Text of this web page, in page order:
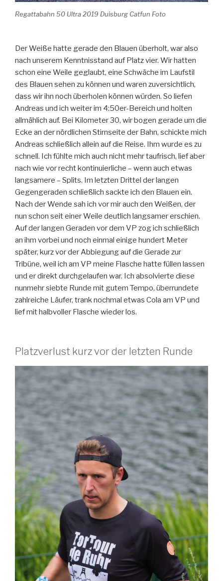
Regattabahn 50 Ultra 2019 Duisburg Catfun Foto
Der Weiße hatte gerade den Blauen überholt, war also
nach unserem Kenntnisstand auf Platz vier. Wir hatten
schon eine Weile geglaubt, eine Schwäche im Laufstil
des Blauen sehen zu können und waren zuversichtlich,
dass wir ihn noch überholen können würden. So liefen
Andreas und ich weiter im 4:50er-Bereich und holten
allmählich auf. Bei Kilometer 30, wir bogen gerade um die
Ecke an der nördlichen Stirnseite der Bahn, schickte mich
Andreas schließlich allein auf die Reise. Ihm wurde es zu
schnell. Ich fühlte mich auch nicht mehr taufrisch, lief aber
nach wie vor recht kontinuierliche – wenn auch etwas
langsamere – Splits. Im letzten Drittel der langen
Gegengeraden schließlich sackte ich den Blauen ein.
Nach der Wende sah ich vor mir auch den Weißen, der
nun schon seit einer Weile deutlich langsamer erschien.
Auf der langen Geraden vor dem VP zog ich schließlich
an ihm vorbei und noch einmal einige hundert Meter
später, kurz vor der Abbiegung auf die Gerade zur
Tribüne, weil ich am VP meine Flasche hatte füllen lassen
und er direkt durchgelaufen war. Ich absolvierte diese
nunmehr siebte Runde mit gutem Tempo, überrundete
zahlreiche Läufer, trank nochmal etwas Cola am VP und
lief mit halbvoller Flasche wieder los.
Platzverlust kurz vor der letzten Runde